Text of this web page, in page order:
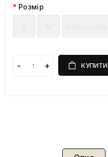
Розмір
КУПИТИ